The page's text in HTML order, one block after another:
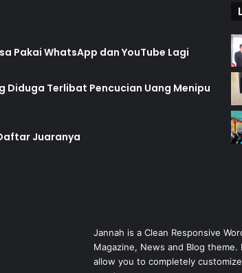
Pakai WhatsApp dan YouTube Lagi
Diduga Terlibat Pencucian Uang Menipu
Juaranya
Jannah is a Clean Responsive
Magazine, News and Blog
allow you to completely